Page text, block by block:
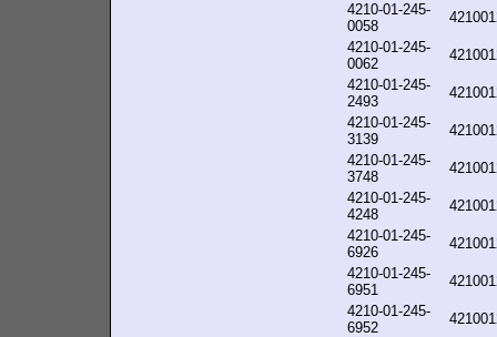
4210-01-245-
0058
4210-01-245-
0062
4210-01-245-
2493
4210-01-245-
3139
4210-01-245-
3748
4210-01-245-
4248
4210-01-245-
6926
4210-01-245-
6951
4210-01-245-
6952